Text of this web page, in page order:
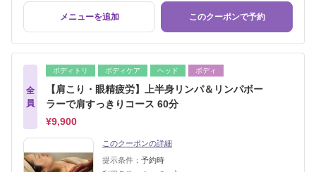
メニューを追加 このクーポンで予約
全
員
ボディトリ ボディケア ヘッド ボディ
【肩こり・眼精疲労】上半身リンパ＆リンパボー
ラーで肩すっきりコース 60分
¥9,900
このクーポンの詳細
提示条件： 予約時